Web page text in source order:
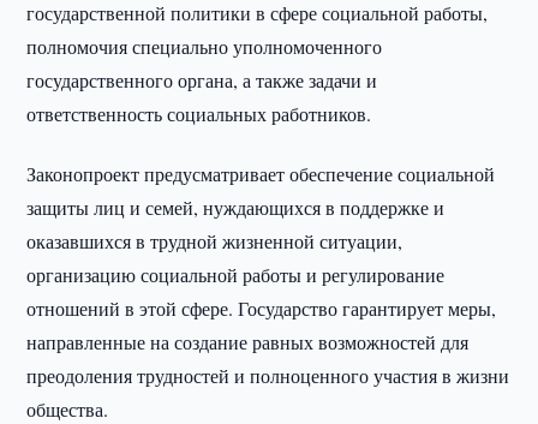
государственной политики в сфере социальной работы,
полномочия специально уполномоченного
государственного органа, а также задачи и
ответственность социальных работников.
Законопроект предусматривает обеспечение социальной
защиты лиц и семей, нуждающихся в поддержке и
оказавшихся в трудной жизненной ситуации,
организацию социальной работы и регулирование
отношений в этой сфере. Государство гарантирует меры,
направленные на создание равных возможностей для
преодоления трудностей и полноценного участия в жизни
общества.